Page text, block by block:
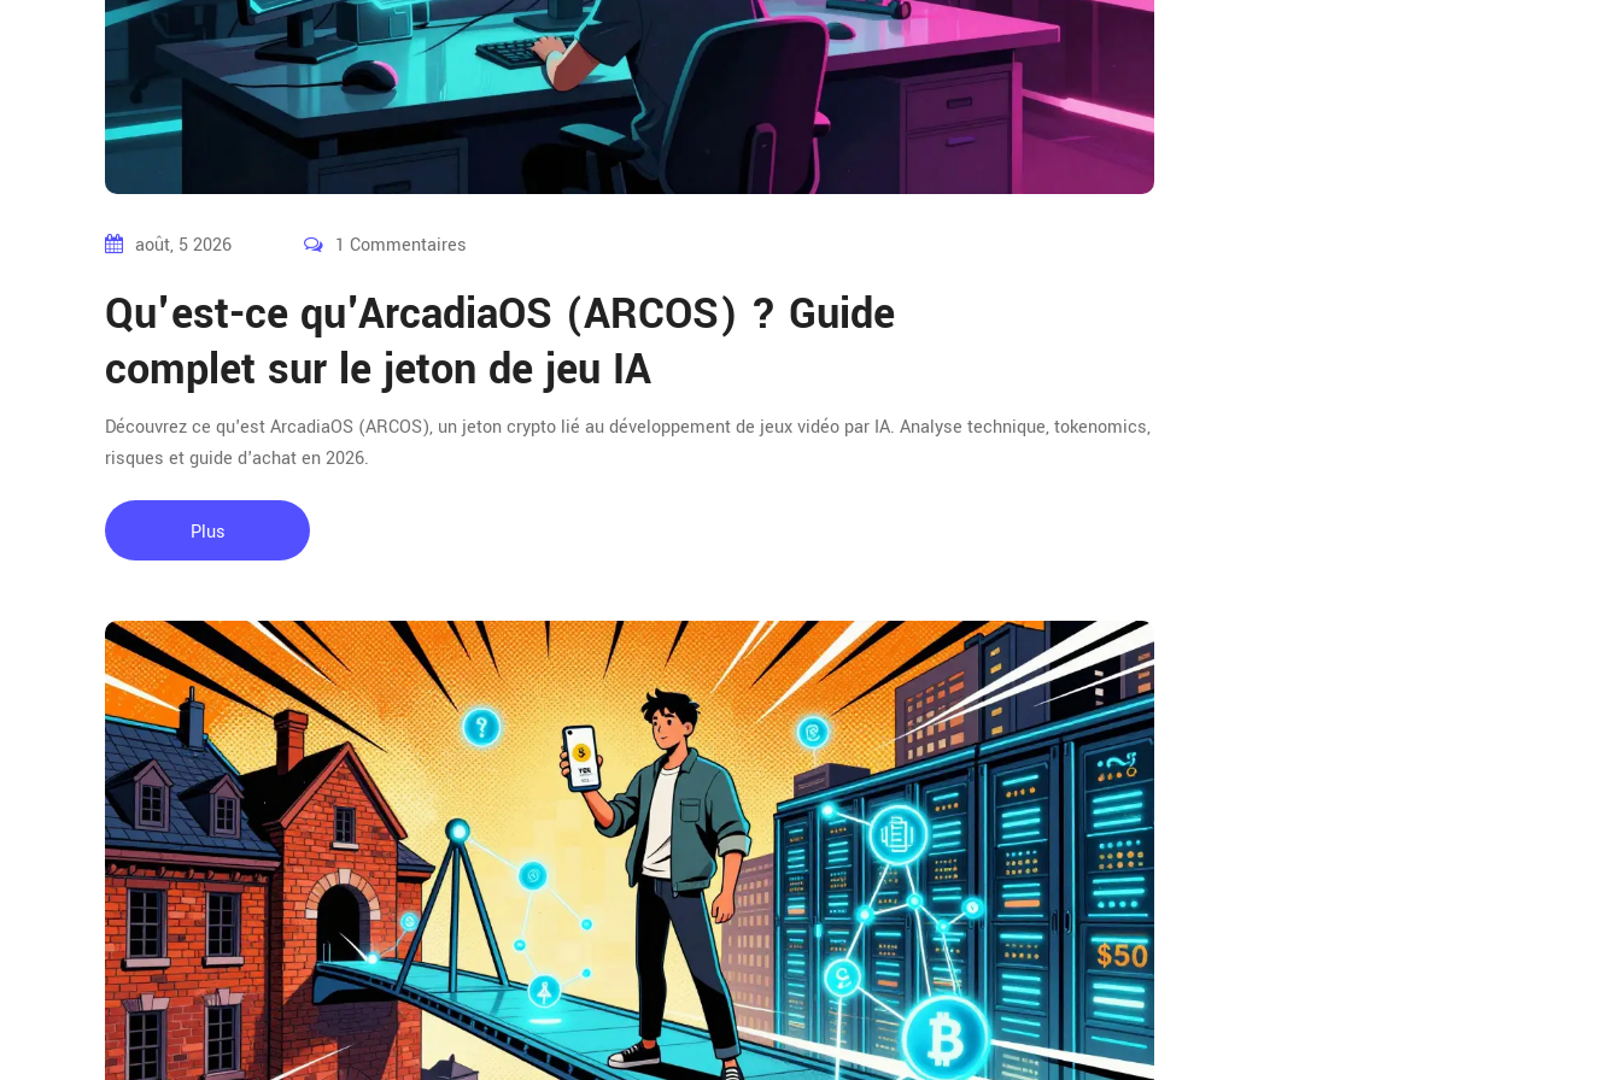
août, 5 2026 1 Commentaires
Qu'est-ce qu'ArcadiaOS (ARCOS) ? Guide
complet sur le jeton de jeu IA
Découvrez ce qu'est ArcadiaOS (ARCOS), un jeton crypto lié au développement de jeux vidéo par IA. Analyse technique, tokenomics,
risques et guide d'achat en 2026.
Plus